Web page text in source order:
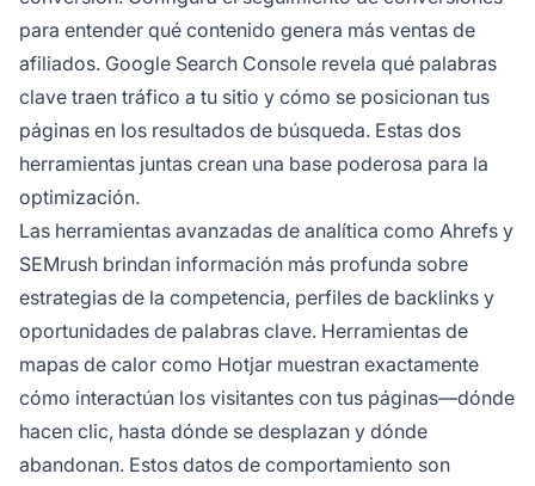
para entender qué contenido genera más ventas de
afiliados. Google Search Console revela qué palabras
clave traen tráfico a tu sitio y cómo se posicionan tus
páginas en los resultados de búsqueda. Estas dos
herramientas juntas crean una base poderosa para la
optimización.
Las herramientas avanzadas de analítica como Ahrefs y
SEMrush brindan información más profunda sobre
estrategias de la competencia, perfiles de backlinks y
oportunidades de palabras clave. Herramientas de
mapas de calor como Hotjar muestran exactamente
cómo interactúan los visitantes con tus páginas—dónde
hacen clic, hasta dónde se desplazan y dónde
abandonan. Estos datos de comportamiento son